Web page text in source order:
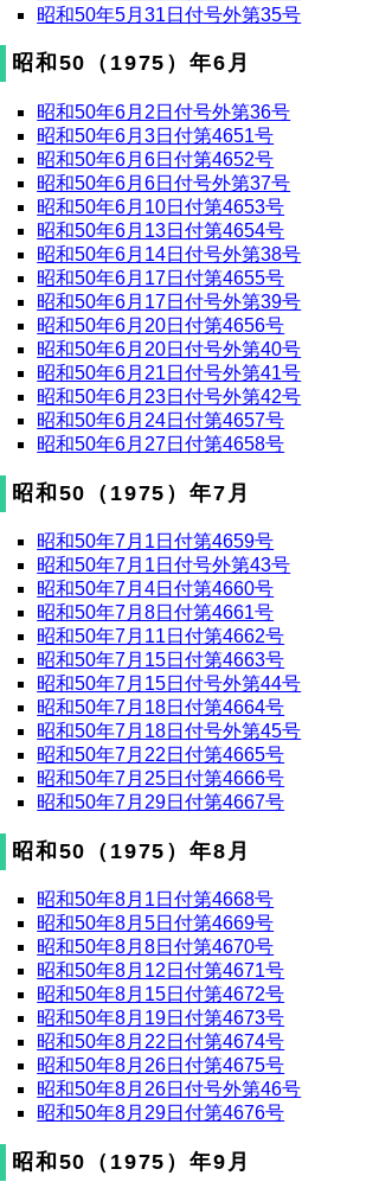
昭和50年5月31日付号外第35号
昭和50（1975）年6月
昭和50年6月2日付号外第36号
昭和50年6月3日付第4651号
昭和50年6月6日付第4652号
昭和50年6月6日付号外第37号
昭和50年6月10日付第4653号
昭和50年6月13日付第4654号
昭和50年6月14日付号外第38号
昭和50年6月17日付第4655号
昭和50年6月17日付号外第39号
昭和50年6月20日付第4656号
昭和50年6月20日付号外第40号
昭和50年6月21日付号外第41号
昭和50年6月23日付号外第42号
昭和50年6月24日付第4657号
昭和50年6月27日付第4658号
昭和50（1975）年7月
昭和50年7月1日付第4659号
昭和50年7月1日付号外第43号
昭和50年7月4日付第4660号
昭和50年7月8日付第4661号
昭和50年7月11日付第4662号
昭和50年7月15日付第4663号
昭和50年7月15日付号外第44号
昭和50年7月18日付第4664号
昭和50年7月18日付号外第45号
昭和50年7月22日付第4665号
昭和50年7月25日付第4666号
昭和50年7月29日付第4667号
昭和50（1975）年8月
昭和50年8月1日付第4668号
昭和50年8月5日付第4669号
昭和50年8月8日付第4670号
昭和50年8月12日付第4671号
昭和50年8月15日付第4672号
昭和50年8月19日付第4673号
昭和50年8月22日付第4674号
昭和50年8月26日付第4675号
昭和50年8月26日付号外第46号
昭和50年8月29日付第4676号
昭和50（1975）年9月